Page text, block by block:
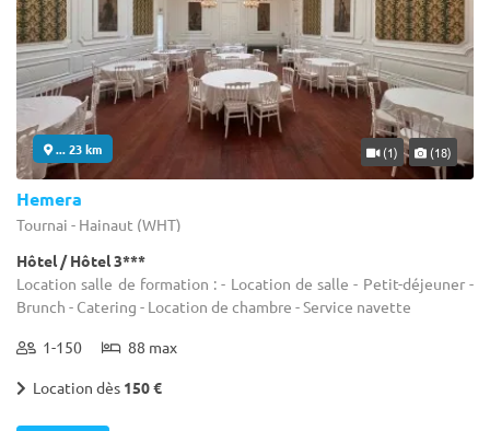
... 23 km (1) (18)
Hemera
Tournai - Hainaut (WHT)
Hôtel / Hôtel 3***
Location salle de formation : - Location de salle - Petit-déjeuner -
Brunch - Catering - Location de chambre - Service navette
1-150 88 max
Location dès 150 €